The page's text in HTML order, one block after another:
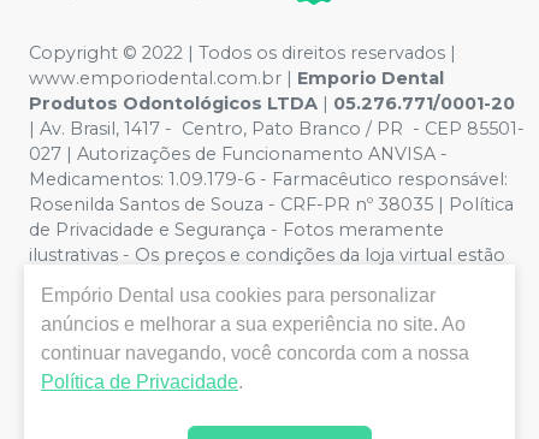
Copyright © 2022 | Todos os direitos reservados |
www.emporiodental.com.br | Emporio Dental
Produtos Odontológicos LTDA | 05.276.771/0001-20
| Av. Brasil, 1417 - Centro, Pato Branco / PR - CEP 85501-
027 | Autorizações de Funcionamento ANVISA -
Medicamentos: 1.09.179-6 - Farmacêutico responsável:
Rosenilda Santos de Souza - CRF-PR nº 38035 | Política
de Privacidade e Segurança - Fotos meramente
ilustrativas - Os preços e condições da loja virtual estão
no site, o valor válido é o do Carrinho de Compra. Não
vendemos por atacado, por isso nos reservamos o
direito de não atender compras de grandes volumes
pelo site.
Empório Dental usa cookies para personalizar
anúncios e melhorar a sua experiência no site. Ao
continuar navegando, você concorda com a nossa
Política de Privacidade.